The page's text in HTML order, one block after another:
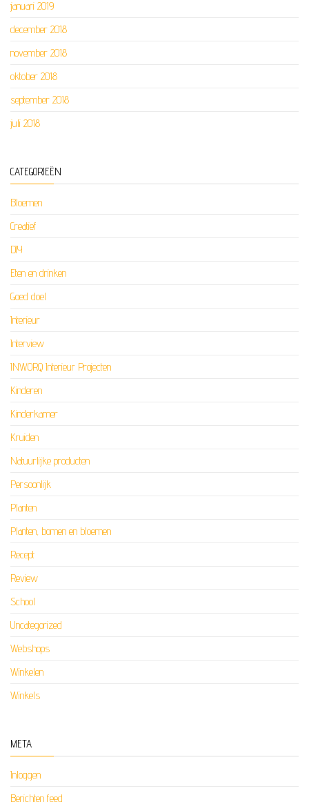
januari 2019
december 2018
november 2018
oktober 2018
september 2018
juli 2018
CATEGORIEËN
Bloemen
Creatief
DIY
Eten en drinken
Goed doel
Interieur
Interview
INWORQ Interieur Projecten
Kinderen
Kinderkamer
Kruiden
Natuurlijke producten
Persoonlijk
Planten
Planten, bomen en bloemen
Recept
Review
School
Uncategorized
Webshops
Winkelen
Winkels
META
Inloggen
Berichten feed